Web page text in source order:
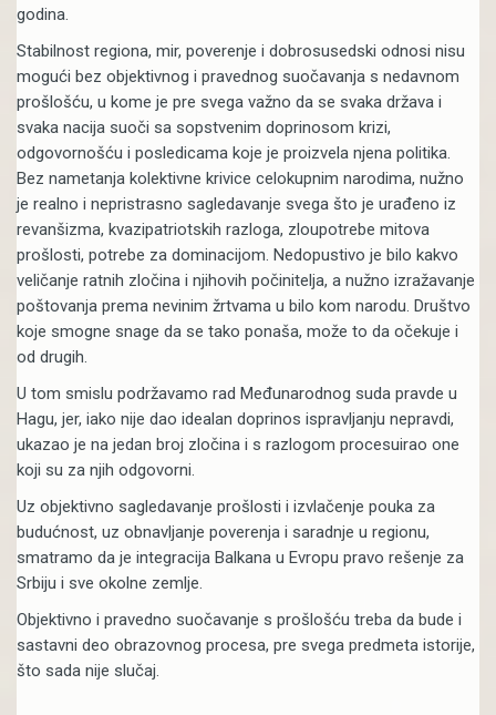
godina.
Stabilnost regiona, mir, poverenje i dobrosusedski odnosi nisu
mogući bez objektivnog i pravednog suočavanja s nedavnom
prošlošću, u kome je pre svega važno da se svaka država i
svaka nacija suoči sa sopstvenim doprinosom krizi,
odgovornošću i posledicama koje je proizvela njena politika.
Bez nametanja kolektivne krivice celokupnim narodima, nužno
je realno i nepristrasno sagledavanje svega što je urađeno iz
revanšizma, kvazipatriotskih razloga, zloupotrebe mitova
prošlosti, potrebe za dominacijom. Nedopustivo je bilo kakvo
veličanje ratnih zločina i njihovih počinitelja, a nužno izražavanje
poštovanja prema nevinim žrtvama u bilo kom narodu. Društvo
koje smogne snage da se tako ponaša, može to da očekuje i
od drugih.
U tom smislu podržavamo rad Međunarodnog suda pravde u
Hagu, jer, iako nije dao idealan doprinos ispravljanju nepravdi,
ukazao je na jedan broj zločina i s razlogom procesuirao one
koji su za njih odgovorni.
Uz objektivno sagledavanje prošlosti i izvlačenje pouka za
budućnost, uz obnavljanje poverenja i saradnje u regionu,
smatramo da je integracija Balkana u Evropu pravo rešenje za
Srbiju i sve okolne zemlje.
Objektivno i pravedno suočavanje s prošlošću treba da bude i
sastavni deo obrazovnog procesa, pre svega predmeta istorije,
što sada nije slučaj.